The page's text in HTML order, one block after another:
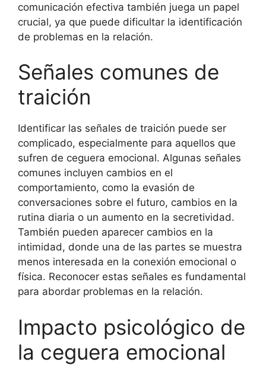
comunicación efectiva también juega un papel
crucial, ya que puede dificultar la identificación
de problemas en la relación.
Señales comunes de
traición
Identificar las señales de traición puede ser
complicado, especialmente para aquellos que
sufren de ceguera emocional. Algunas señales
comunes incluyen cambios en el
comportamiento, como la evasión de
conversaciones sobre el futuro, cambios en la
rutina diaria o un aumento en la secretividad.
También pueden aparecer cambios en la
intimidad, donde una de las partes se muestra
menos interesada en la conexión emocional o
física. Reconocer estas señales es fundamental
para abordar problemas en la relación.
Impacto psicológico de
la ceguera emocional